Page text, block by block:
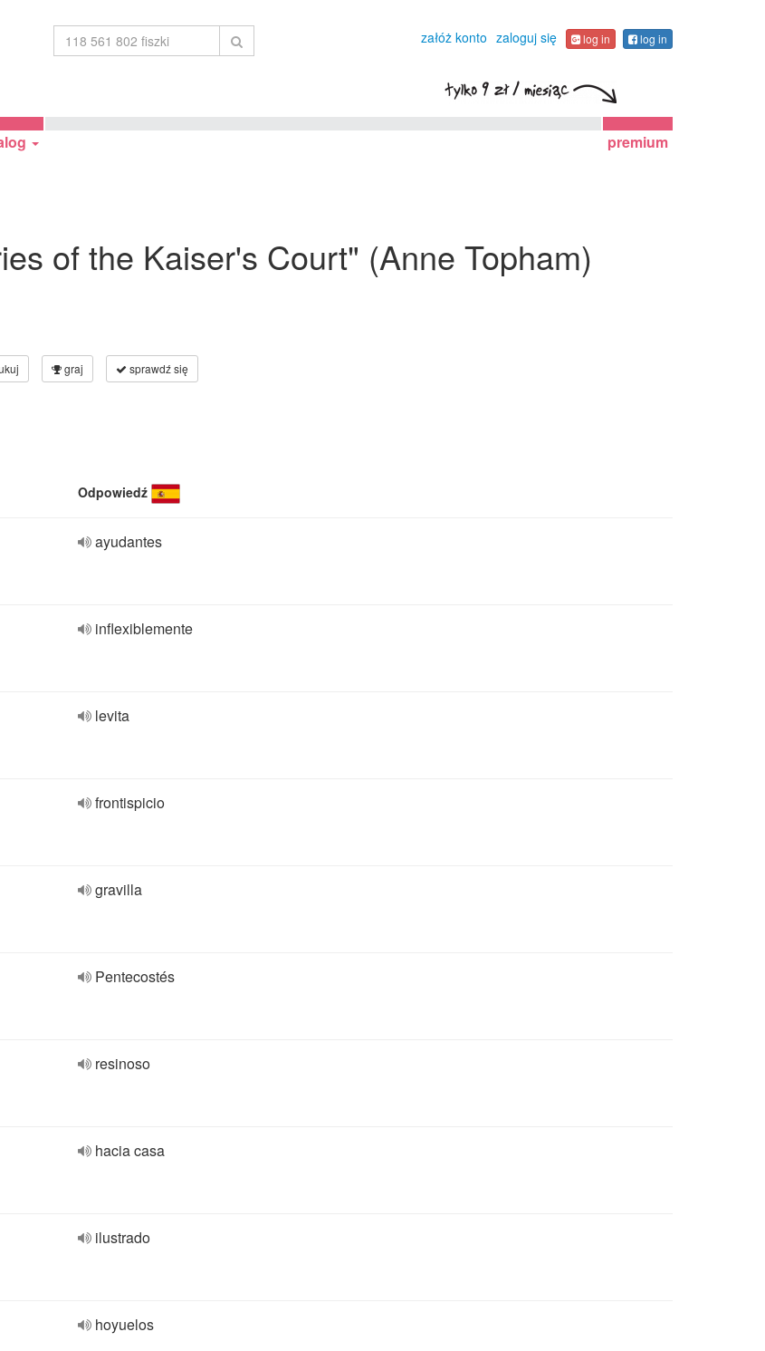
załóż konto zaloguj się log in log in
premium
of the Kaiser's Court" (Anne Topham)
graj sprawdź się
Odpowiedź
ayudantes
inflexiblemente
levita
frontispicio
gravilla
Pentecostés
resinoso
hacia casa
ilustrado
hoyuelos